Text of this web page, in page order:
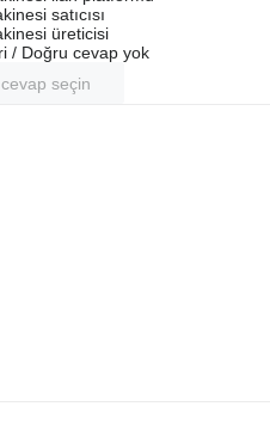
satıcısı
üreticisi
/ Doğru cevap yok
seçin